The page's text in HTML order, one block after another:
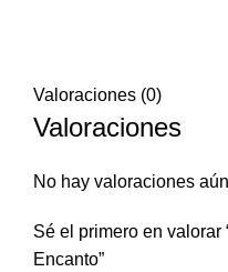
Valoraciones (0)
Valoraciones
No hay valoraciones
Sé el primero en valorar
Encanto”